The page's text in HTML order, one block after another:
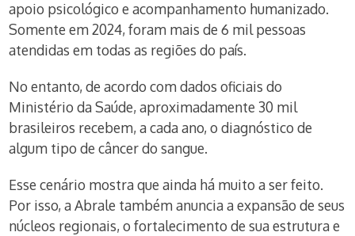
apoio psicológico e acompanhamento humanizado.
Somente em 2024, foram mais de 6 mil pessoas
atendidas em todas as regiões do país.
No entanto, de acordo com dados oficiais do
Ministério da Saúde, aproximadamente 30 mil
brasileiros recebem, a cada ano, o diagnóstico de
algum tipo de câncer do sangue.
Esse cenário mostra que ainda há muito a ser feito.
Por isso, a Abrale também anuncia a expansão de seus
núcleos regionais, o fortalecimento de sua estrutura e